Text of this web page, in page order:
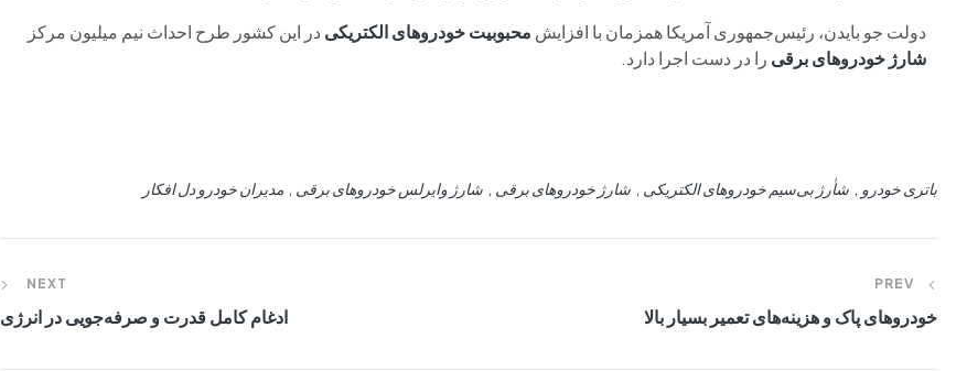
دولت جو بایدن، رئیس‌جمهوری آمریکا همزمان با افزایش محبوبیت خودروهای الکتریکی در این کشور طرح احداث نیم میلیون مرکز
شارژ خودروهای برقی را در دست اجرا دارد.
باتری خودرو شاٰرژ بی‌سیم خودروهای الکتریکی شارژ خودروهای برقی شارژ وایرلس خودروهای برقی مدیران خودرو دل افکار
PREV
خودروهای پاک و هزینه‌های تعمیر بسیار بالا
NEXT
ادغام کامل قدرت و صرفه‌جویی در انرژی